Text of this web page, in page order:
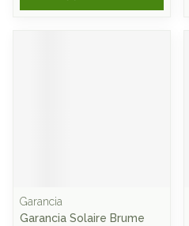
Garancia
Garancia Solaire Brume